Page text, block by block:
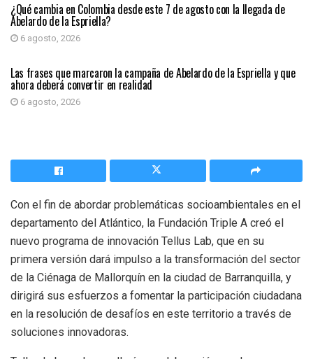
¿Qué cambia en Colombia desde este 7 de agosto con la llegada de
Abelardo de la Espriella?
6 agosto, 2026
PRIMER PLANO
Las frases que marcaron la campaña de Abelardo de la Espriella y que
ahora deberá convertir en realidad
6 agosto, 2026
Con el fin de abordar problemáticas socioambientales en el
departamento del Atlántico, la Fundación Triple A creó el
nuevo programa de innovación Tellus Lab, que en su
primera versión dará impulso a la transformación del sector
de la Ciénaga de Mallorquín en la ciudad de Barranquilla, y
dirigirá sus esfuerzos a fomentar la participación ciudadana
en la resolución de desafíos en este territorio a través de
soluciones innovadoras.